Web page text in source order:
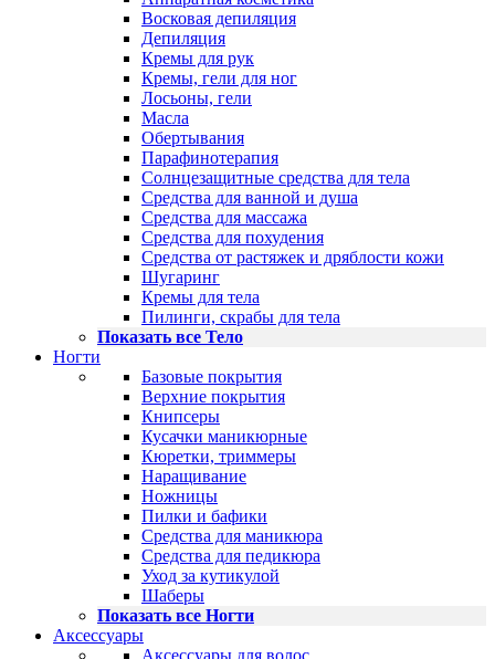
Восковая депиляция
Депиляция
Кремы для рук
Кремы, гели для ног
Лосьоны, гели
Масла
Обертывания
Парафинотерапия
Солнцезащитные средства для тела
Средства для ванной и душа
Средства для массажа
Средства для похудения
Средства от растяжек и дряблости кожи
Шугаринг
Кремы для тела
Пилинги, скрабы для тела
Показать все Тело
Ногти
Базовые покрытия
Верхние покрытия
Книпсеры
Кусачки маникюрные
Кюретки, триммеры
Наращивание
Ножницы
Пилки и бафики
Средства для маникюра
Средства для педикюра
Уход за кутикулой
Шаберы
Показать все Ногти
Аксессуары